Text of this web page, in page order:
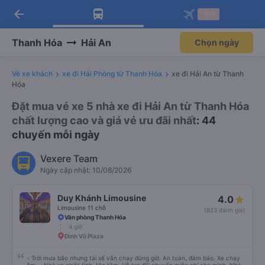
Tải app Vexere ngay!
Nhận ưu đãi thành viên độc
Mở app
Tải app Vexere
-30k/ghế khi đặt vé máy bay qua
Mở app
arrow_back
Thanh Hóa Hải An Chọn ngày
Vé xe khách xe đi Hải Phòng từ Thanh Hóa
xe đi Hải An từ Thanh
Hóa
Đặt mua vé xe 5 nhà xe đi Hải An từ Thanh Hóa
chất lượng cao và giá vé ưu đãi nhất: 44
chuyến mỗi ngày
Vexere Team
Ngày cập nhật: 10/08/2026
Duy Khánh Limousine
Limousine 11 chỗ
4.0
(823 đánh giá)
Văn phòng Thanh Hóa
4 giờ
Đình Vũ Plaza
- Trời mưa bão nhưng tài xế vẫn chạy đúng giờ. An toàn, đảm bảo. Xe chạy